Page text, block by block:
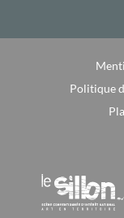
Politique